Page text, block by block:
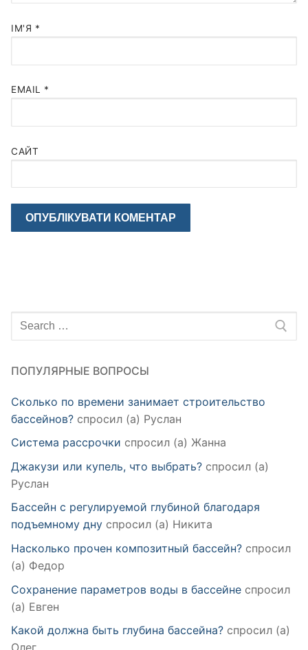
ІМ'Я *
EMAIL *
САЙТ
Шукати:
ПОПУЛЯРНЫЕ ВОПРОСЫ
Сколько по времени занимает строительство
бассейнов? спросил (а) Руслан
Система рассрочки спросил (а) Жанна
Джакузи или купель, что выбрать? спросил (а)
Руслан
Бассейн с регулируемой глубиной благодаря
подъемному дну спросил (а) Никита
Насколько прочен композитный бассейн? спросил
(а) Федор
Сохранение параметров воды в бассейне спросил
(а) Евген
Какой должна быть глубина бассейна? спросил (а)